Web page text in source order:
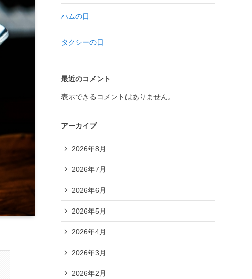
ハムの日
タクシーの日
最近のコメント
表示できるコメントはありません。
アーカイブ
2026年8月
2026年7月
2026年6月
2026年5月
2026年4月
2026年3月
2026年2月